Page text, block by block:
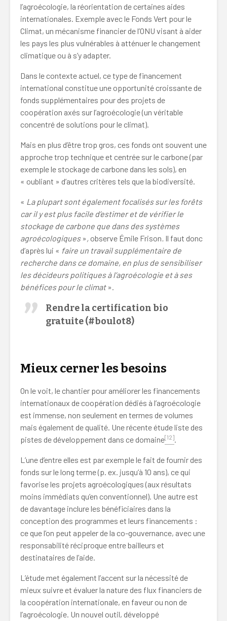
l’agroécologie, la réorientation de certaines aides
internationales. Exemple avec le Fonds Vert pour le
Climat, un mécanisme financier de l’ONU visant à aider
les pays les plus vulnérables à atténuer le changement
climatique ou à s’y adapter.
Dans le contexte actuel, ce type de financement
international constitue une opportunité croissante de
fonds supplémentaires pour des projets de
coopération axés sur l’agroécologie (un véritable
concentré de solutions pour le climat).
Mais en plus d’être trop gros, ces fonds ont souvent une
approche trop technique et centrée sur le carbone (par
exemple le stockage de carbone dans les sols), en
« oubliant » d’autres critères tels que la biodiversité.
« La plupart sont également focalisés sur les forêts
car il y est plus facile d’estimer et de vérifier le
stockage de carbone que dans des systèmes
agroécologiques », observe Émile Frison. Il faut donc
d’après lui « faire un travail supplémentaire de
recherche dans ce domaine, en plus de sensibiliser
les décideurs politiques à l’agroécologie et à ses
bénéfices pour le climat ».
Rendre la certification bio
gratuite (#boulot8)
Mieux cerner les besoins
On le voit, le chantier pour améliorer les financements
internationaux de coopération dédiés à l’agroécologie
est immense, non seulement en termes de volumes
mais également de qualité. Une récente étude liste des
pistes de développement dans ce domaine[12].
L’une d’entre elles est par exemple le fait de fournir des
fonds sur le long terme (p. ex. jusqu’à 10 ans), ce qui
favorise les projets agroécologiques (aux résultats
moins immédiats qu’en conventionnel). Une autre est
de davantage inclure les bénéficiaires dans la
conception des programmes et leurs financements :
ce que l’on peut appeler de la co-gouvernance, avec une
responsabilité réciproque entre bailleurs et
destinataires de l’aide.
L’étude met également l’accent sur la nécessité de
mieux suivre et évaluer la nature des flux financiers de
la coopération internationale, en faveur ou non de
l’agroécologie. Un nouvel outil, développé